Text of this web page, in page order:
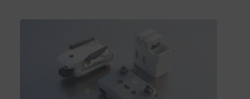
عملکرد دوربین مکمل